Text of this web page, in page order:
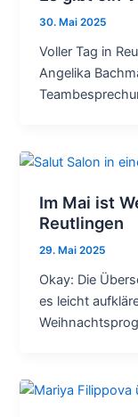
30. Mai 2025
Voller Tag in
Angelika
Im Mai ist
Reutlingen
29. Mai 2025
Okay: Die
es leicht